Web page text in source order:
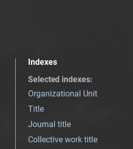
Indexes
Selected indexes:
Organizational Unit
Title
Journal title
Collective work title